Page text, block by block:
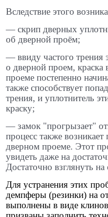
Вследствие этого
— скрип дверных
об дверной проём; ​
— ввиду частого трения
о дверной проем, краска
проеме постепенно
также способствует
трения, и уплотнитель
краску; ​
— замок "прогрызает"
процесс также
дверном проеме. Этот
увидеть даже на
Достаточно взглянуть на
Для устранения этих
демпферы (резинки) на
выполнены в виде